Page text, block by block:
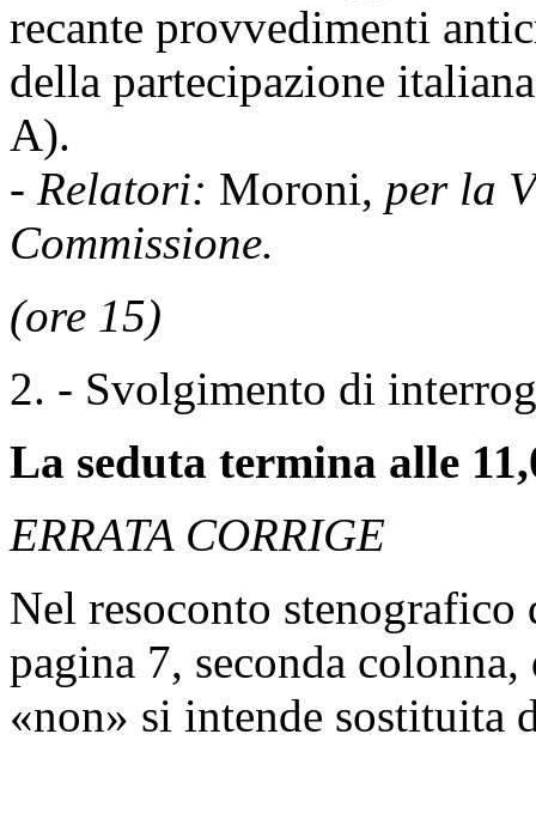
recante provvedimenti
della partecipazione
A).
- Relatori: Moroni, per la
Commissione.
(ore 15)
2. - Svolgimento di
La seduta termina alle
ERRATA CORRIGE
Nel resoconto
pagina 7, seconda
«non» si intende sostituita